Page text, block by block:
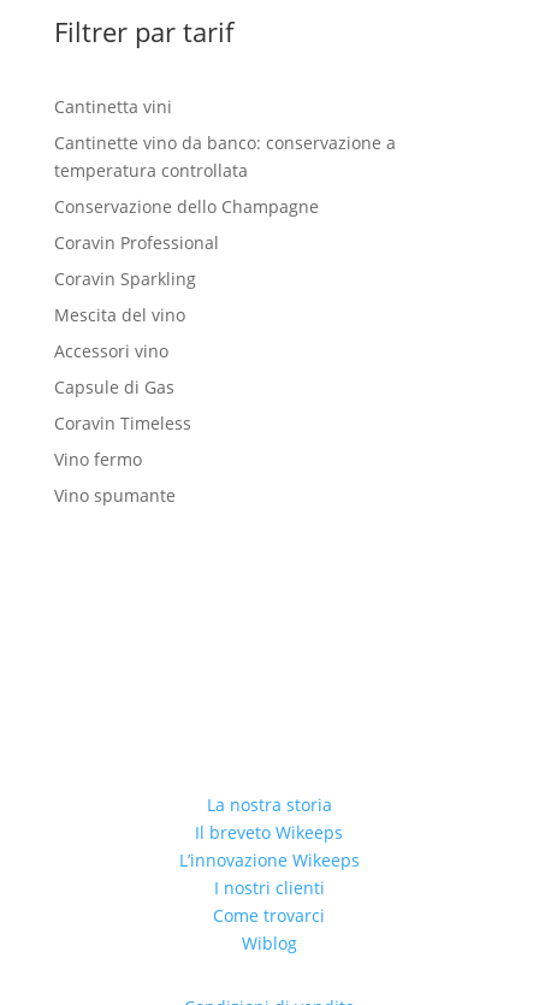
Filtrer par tarif
Cantinetta vini
Cantinette vino da banco: conservazione a
temperatura controllata
Conservazione dello Champagne
Coravin Professional
Coravin Sparkling
Mescita del vino
Accessori vino
Capsule di Gas
Coravin Timeless
Vino fermo
Vino spumante
La nostra storia
Il breveto Wikeeps
L’innovazione Wikeeps
I nostri clienti
Come trovarci
Wiblog